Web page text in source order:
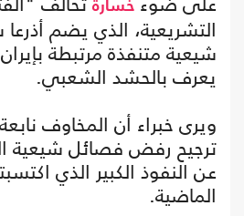
خسارة
التشريعية، الذي يضم
شيعية متنفذة مرتبطة
يعرف بالحشد الشعبي.
ويرى خبراء أن المخاوف
ترجيح رفض فصائل شيعية
عن النفوذ الكبير الذي
الماضية.